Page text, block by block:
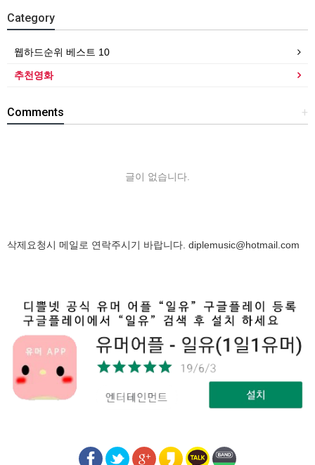
Category
웹하드순위 베스트 10
추천영화
+
Comments
글이 없습니다.
삭제요청시 메일로 연락주시기 바랍니다. diplemusic@hotmail.com